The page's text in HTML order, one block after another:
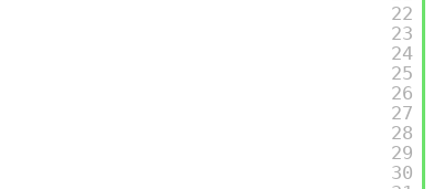
22
23
24
25
26
27
28
29
30